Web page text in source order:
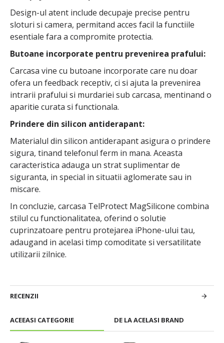
ACEEASI CATEGORIE DE LA ACELASI BRAND
Design-ul atent include decupaje precise pentru
sloturi si camera, permitand acces facil la functiile
esentiale fara a compromite protectia.
Butoane incorporate pentru prevenirea prafului:
Carcasa vine cu butoane incorporate care nu doar
ofera un feedback receptiv, ci si ajuta la prevenirea
intrarii prafului si murdariei sub carcasa, mentinand o
aparitie curata si functionala.
Prindere din silicon antiderapant:
Materialul din silicon antiderapant asigura o prindere
sigura, tinand telefonul ferm in mana. Aceasta
caracteristica adauga un strat suplimentar de
siguranta, in special in situatii aglomerate sau in
miscare.
In concluzie, carcasa TelProtect MagSilicone combina
stilul cu functionalitatea, oferind o solutie
cuprinzatoare pentru protejarea iPhone-ului tau,
adaugand in acelasi timp comoditate si versatilitate
utilizarii zilnice.
RECENZII